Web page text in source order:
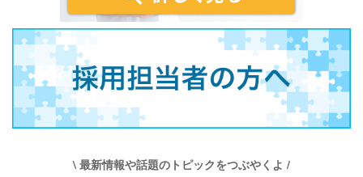
\ 最新情報や話題のトピックをつぶやくよ /